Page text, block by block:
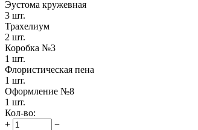
Эустома кружевная
3 шт.
Трахелиум
2 шт.
Коробка №3
1 шт.
Флористическая пена
1 шт.
Оформление №8
1 шт.
Кол-во:
+
−